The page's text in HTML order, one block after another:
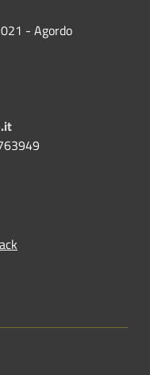
- Agordo